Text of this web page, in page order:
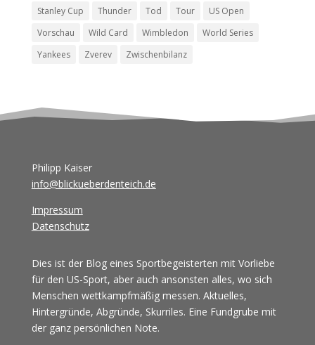
Stanley Cup
Thunder Tod Tour
US Open
Vorschau
Wild Card Wimbledon
World Series
Yankees
Zverev Zwischenbilanz
Philipp Kaiser
info@blickueberdenteich.de
Impressum
Datenschutz
Dies ist der Blog eines Sportbegeisterten mit Vorliebe
für den US-Sport, aber auch ansonsten alles, wo sich
Menschen wettkampfmäßig messen. Aktuelles,
Hintergründe, Abgründe, Skurriles. Eine Fundgrube mit
der ganz persönlichen Note.